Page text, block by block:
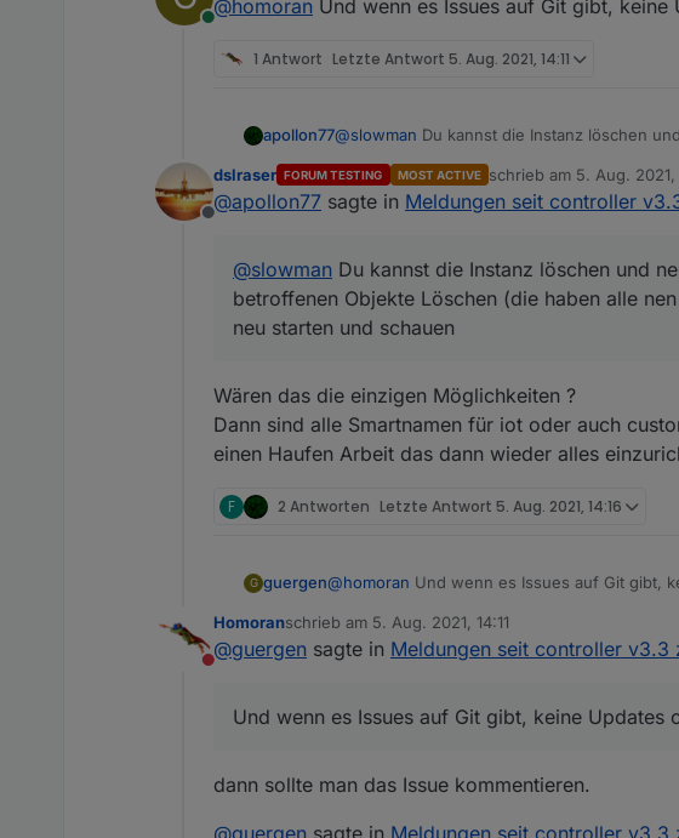
has wrong type "string" but has to
Dazu bitte erst zu dem angemeckerten
Issue auf Github existiert. Alternativ die
Objekte korrekt neu angelegt!
Wenn nicht, bitte hier melden und Issue auf
Online
@homoran Und wenn es Issues auf Git gibt,
1 Antwort Letzte Antwort 5. Aug. 2021, 14:11
apollon77@slowman Du kannst die Instanz löschen
Offline
dslraser FORUM TESTING MOST ACTIVE schrieb am 5. Aug. 2021,
zuletzt editiert von
@apollon77 sagte in Meldungen seit controller
@slowman Du kannst die Instanz löschen und
betroffenen Objekte Löschen (die haben alle
neu starten und schauen
Wären das die einzigen Möglichkeiten ?
Dann sind alle Smartnamen für iot oder auch
einen Haufen Arbeit das dann wieder alles
F 2 Antworten Letzte Antwort 5. Aug. 2021, 14:16
G guergen@homoran Und wenn es Issues auf Git gibt,
Nicht stören
Homoranschrieb am 5. Aug. 2021, 14:11
zuletzt editiert von
@guergen sagte in Meldungen seit controller v3.3
Und wenn es Issues auf Git gibt, keine Updates
dann sollte man das Issue kommentieren.